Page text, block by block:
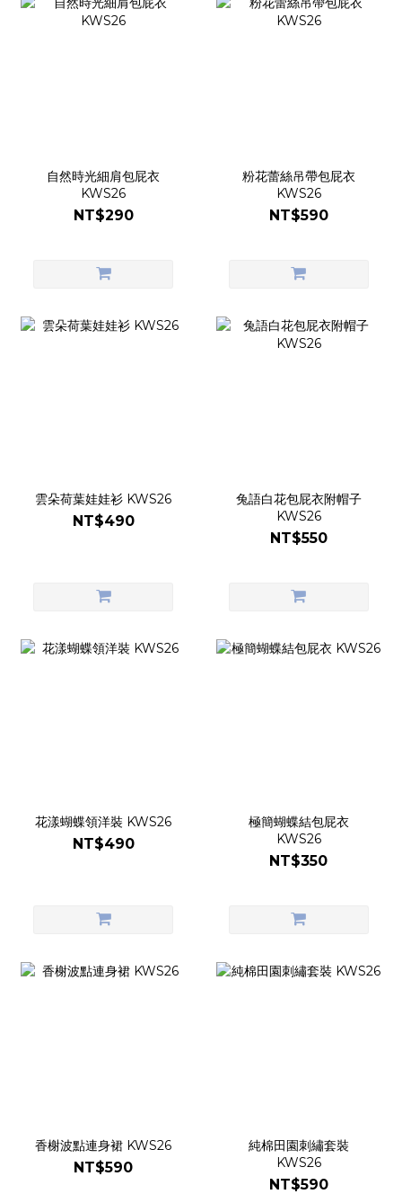
自然時光細肩包屁衣
KWS26
NT$290
粉花蕾絲吊帶包屁衣
KWS26
NT$590
雲朵荷葉娃娃衫 KWS26
NT$490
兔語白花包屁衣附帽子
KWS26
NT$550
花漾蝴蝶領洋裝 KWS26
NT$490
極簡蝴蝶結包屁衣
KWS26
NT$350
香榭波點連身裙 KWS26
NT$590
純棉田園刺繡套裝
KWS26
NT$590